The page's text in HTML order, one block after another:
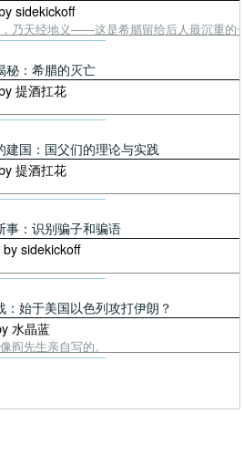
sidekickoff
乃天经地义——这是希腊留给后人最沉重的
秘：希腊的灭亡
提酒扛花
建国：国父们的理论与实践
提酒扛花
事：识别骗子和骗语
sidekickoff
：始于美国以色列攻打伊朗？
水晶蓝
阎先生亲自写的。